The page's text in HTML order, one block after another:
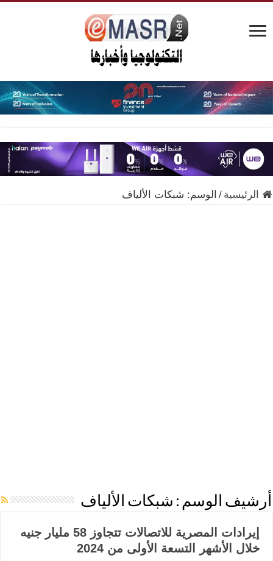
الرئيسية / الوسم: شبكات الألياف
أرشيف الوسم : شبكات الألياف
إيرادات المصرية للاتصالات تتجاوز 58 مليار جنيه
خلال الأشهر التسعة الأولى من 2024